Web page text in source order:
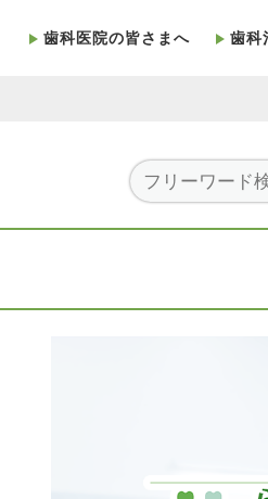
歯科医院の皆さまへ 歯科